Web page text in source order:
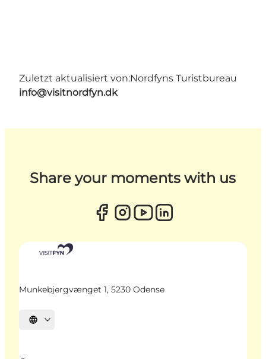
Zuletzt aktualisiert von:Nordfyns Turistbureau
info@visitnordfyn.dk
Share your moments with us
Munkebjergvænget 1, 5230 Odense
Sprache auswählen